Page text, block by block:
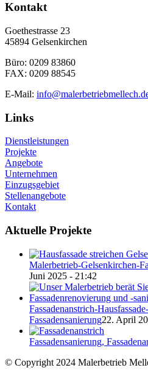
Kontakt
Goethestrasse 23
45894 Gelsenkirchen
Büro: 0209 83860
FAX: 0209 88545
E-Mail:
Links
Dienstleistungen
Projekte
Angebote
Unternehmen
Einzugsgebiet
Stellenangebote
Kontakt
Aktuelle Projekte
Malerbetrieb-Gelsenkirchen-
Juni 2025 - 21:42
Fassadenanstrich-
Fassadensanierung22. April
Fassadensanierung,
© Copyright 2024 Malerbetrieb